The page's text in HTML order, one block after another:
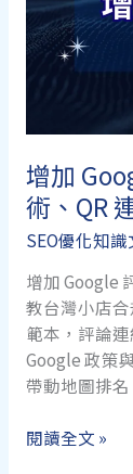
略：
檢
法
律
徑
一
次
搞
懂
增加
術、QR
SEO優化知識
增加 Google
教台灣小店
範本，評論
Google 政策
帶動地圖排名
增
閱讀全文 »